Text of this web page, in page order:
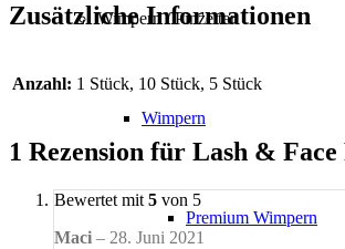
Wimpern / Pinzetten
Wimpern
Premium Wimpern
Zusätzliche Informationen
Anzahl: 1 Stück, 10 Stück, 5 Stück
1 Rezension für Lash & Face
Bewertet mit 5 von 5
Maci – 28. Juni 2021